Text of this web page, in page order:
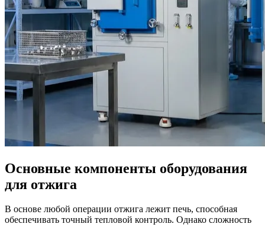
Основные компоненты оборудования
для отжига
В основе любой операции отжига лежит печь, способная
обеспечивать точный тепловой контроль. Однако сложность